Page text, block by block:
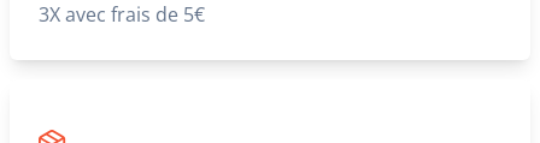
3X avec frais de 5€